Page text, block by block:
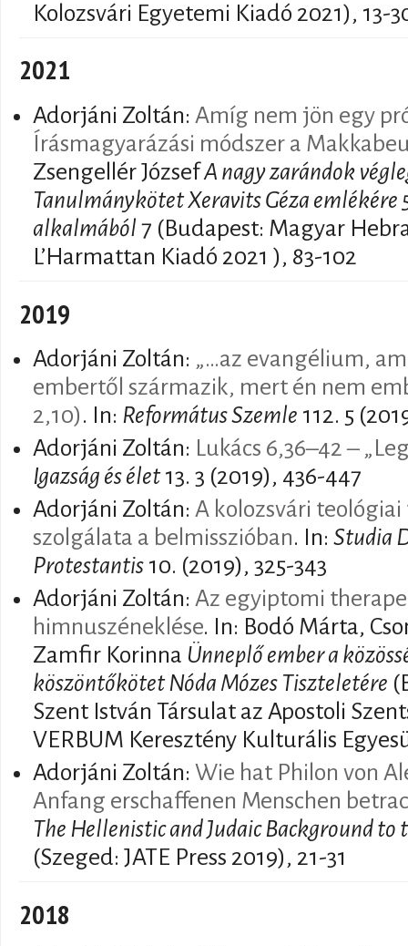
Kolozsvári Egyetemi Kiadó 2021), 13-
2021
Adorjáni Zoltán: Amíg nem jön egy
Írásmagyarázási módszer a
Zsengellér JózsefA nagy zarándok
Tanulmánykötet Xeravits Géza emlékére
alkalmából 7 (Budapest: Magyar
L’Harmattan Kiadó 2021 ), 83-102
2019
Adorjáni Zoltán: „…az evangélium,
embertől származik, mert én nem
2,10). In: Református Szemle 112. 5
Adorjáni Zoltán: Lukács 6,36–42 –
Igazság és élet13. 3 (2019), 436-447
Adorjáni Zoltán: A kolozsvári
szolgálata a belmisszióban. In: Studia
Protestantis 10. (2019), 325-343
Adorjáni Zoltán: Az egyiptomi
himnuszéneklése. In: Bodó Márta,
Zamfir Korinna Ünneplő ember a
köszöntőkötet Nóda Mózes Tiszteletére
Szent István Társulat az Apostoli
VERBUM Keresztény Kulturális
Adorjáni Zoltán: Wie hat Philon von
Anfang erschaffenen Menschen
The Hellenistic and Judaic Background to
(Szeged: JATE Press 2019), 21-31
2018